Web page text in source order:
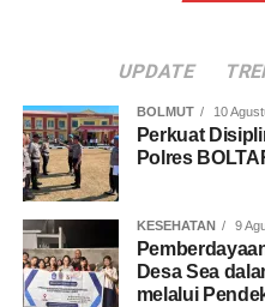
UPDATE
BOLMUT 10
Perkuat
Polres
KESEHATAN 9
Desa Sea
melalui